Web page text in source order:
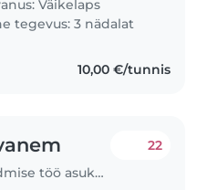
Väikelaps
tegevus: 3 nädalat
10,00 €/tunnis
Lapsehoidmise töö asukohas Maramaa
22